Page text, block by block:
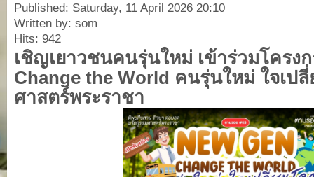
Published: Saturday, 11 April 2026 20:10
Written by: som
Hits: 942
เชิญเยาวชนคนรุ่นใหม่ เข้าร่วมโครง
Change the World คนรุ่นใหม่ ใจเป
ศาสตร์พระราชา